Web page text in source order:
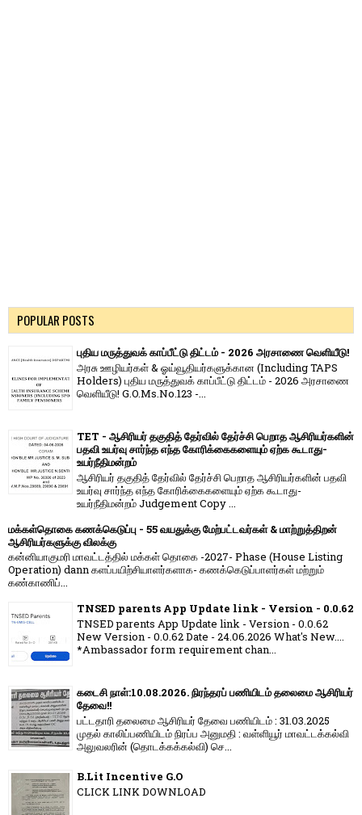
POPULAR POSTS
புதிய மருத்துவக் காப்பீட்டு திட்டம் - 2026 அரசாணை வெளியீடு!
அரசு ஊழியர்கள் & ஓய்வூதியர்களுக்கான (Including TAPS
Holders) புதிய மருத்துவக் காப்பீட்டு திட்டம் - 2026 அரசாணை
வெளியீடு! G.O.Ms.No.123 -...
TET - ஆசிரியர் தகுதித் தேர்வில் தேர்ச்சி பெறாத ஆசிரியர்களின்
பதவி உயர்வு சார்ந்த எந்த கோரிக்கைகளையும் ஏற்க கூடாது-
உயர்நீதிமன்றம்
ஆசிரியர் தகுதித் தேர்வில் தேர்ச்சி பெறாத ஆசிரியர்களின் பதவி
உயர்வு சார்ந்த எந்த கோரிக்கைகளையும் ஏற்க கூடாது-
உயர்நீதிமன்றம் Judgement Copy ...
மக்கள்தொகை கணக்கெடுப்பு - 55 வயதுக்கு மேற்பட்டவர்கள் & மாற்றுத்திறன்
ஆசிரியர்களுக்கு விலக்கு
கன்னியாகுமரி மாவட்டத்தில் மக்கள் தொகை -2027- Phase (House Listing
Operation) dann களப்பயிற்சியாளர்களாக- கணக்கெடுப்பாளர்கள் மற்றும்
கண்காணிப்...
TNSED parents App Update link - Version - 0.0.62
TNSED parents App Update link - Version - 0.0.62
New Version - 0.0.62 Date - 24.06.2026 What's New....
*Ambassador form requirement chan...
கடைசி நாள்:10.08.2026. நிரந்தரப் பணியிடம் தலைமை ஆசிரியர்
தேவை!!
பட்டதாரி தலைமை ஆசிரியர் தேவை பணியிடம் : 31.03.2025
முதல் காலிப்பணியிடம் நிரப்ப அனுமதி : வள்ளியூர் மாவட்டக்கல்வி
அலுவலரின் (தொடக்கக்கல்வி) செ...
B.Lit Incentive G.O
CLICK LINK DOWNLOAD